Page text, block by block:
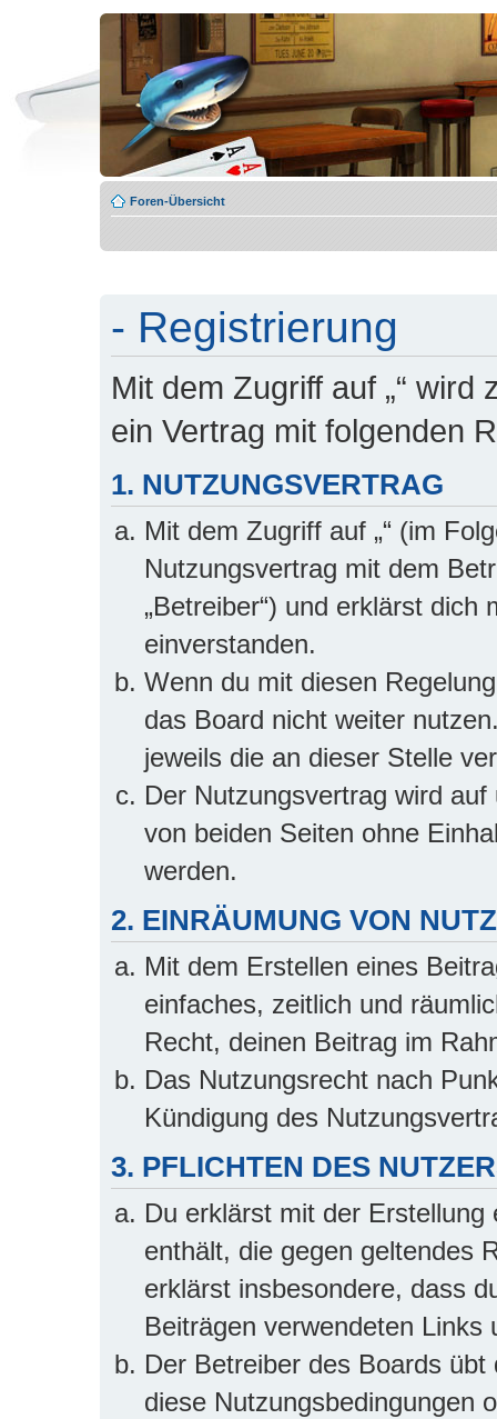
Foren-Übersicht
- Registrierung
Mit dem Zugriff auf „“
ein Vertrag mit folgenden
1. NUTZUNGSVERTRAG
Mit dem Zugriff auf „“ (im
Nutzungsvertrag mit dem
„Betreiber“) und erklärst
einverstanden.
Wenn du mit diesen
das Board nicht weiter
jeweils die an dieser Stelle
Der Nutzungsvertrag wird
von beiden Seiten ohne
werden.
2. EINRÄUMUNG VON
Mit dem Erstellen eines
einfaches, zeitlich und
Recht, deinen Beitrag im
Das Nutzungsrecht nach
Kündigung des
3. PFLICHTEN DES
Du erklärst mit der
enthält, die gegen geltendes
erklärst insbesondere, dass
Beiträgen verwendeten
Der Betreiber des Boards
diese Nutzungsbedingungen